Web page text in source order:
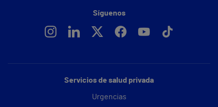
Servicios de salud privada
Urgencias
Síguenos